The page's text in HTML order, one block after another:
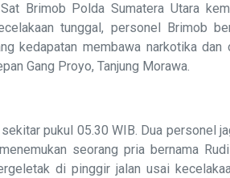
Brimob Polda Sumatera Utara
tunggal, personel Brimob
kedapatan membawa narkotika
Gang Proyo, Tanjung Morawa.
pukul 05.30 WIB. Dua personel
seorang pria bernama
di pinggir jalan usai